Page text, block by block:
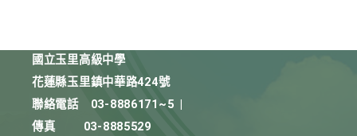
國立玉里高級中學
花蓮縣玉里鎮中華路424號
聯絡電話
03-8886171~5
傳真
03-8885529